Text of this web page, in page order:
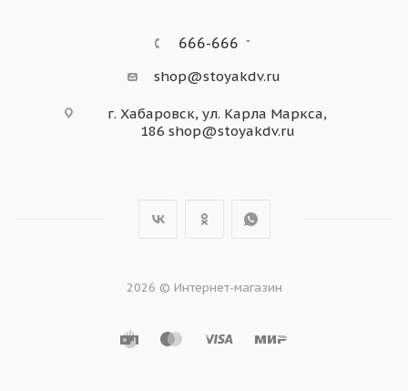
666-666
shop@stoyakdv.ru
г. Хабаровск, ул. Карла Маркса,
186 shop@stoyakdv.ru
2026 © Интернет-магазин